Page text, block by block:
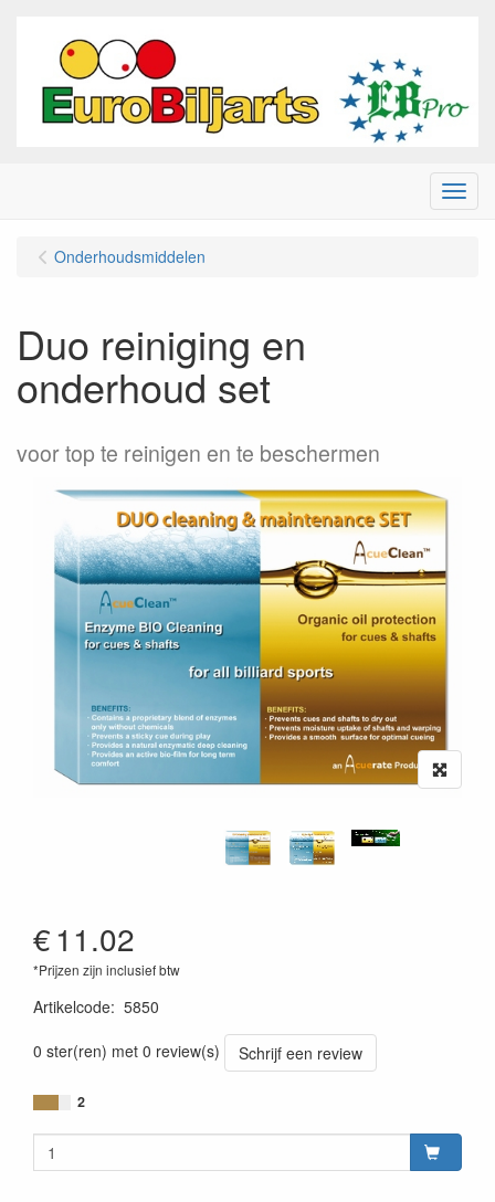
Menu
Onderhoudsmiddelen
Duo reiniging en
onderhoud set
voor top te reinigen en te beschermen
€11.02
*Prijzen zijn inclusief btw
Artikelcode: 5850
0 ster(ren) met 0 review(s)
Schrijf een review
2